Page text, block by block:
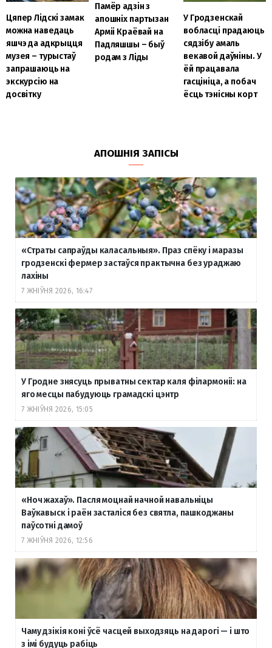
Цяпер Лідскі замак
можна наведаць
яшчэ да адкрыцця
музея – турыстаў
запрашаюць на
экскурсію на
досвітку
Памёр адзін з
апошніх партызан
Арміі Краёвай на
Падляшшы – быў
родам з Ліды
У Гродзенскай
вобласці прадаюць
сядзібу амаль
векавой даўніны. У
ёй працавала
гасцініца, а побач
ёсць тэнісны корт
АПОШНІЯ ЗАПІСЫ
«Страты сапраўды каласальныя». Праз спёку і маразы
гродзенскі фермер застаўся практычна без ураджаю
лахіны
7 ЖНІЎНЯ 2026, 16:47
У Гродне знясуць прыватны сектар каля філармоніі: на
яго месцы пабудуюць грамадскі цэнтр
7 ЖНІЎНЯ 2026, 15:05
«Ноч жахаў». Пасля моцнай начной навальніцы
Ваўкавыск і раён засталіся без святла, пашкоджаны
паўсотні дамоў
7 ЖНІЎНЯ 2026, 12:56
Чаму дзікія коні ўсё часцей выходзяць на дарогі — і што
з імі будуць рабіць